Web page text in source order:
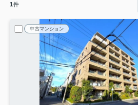
1件
中古マンション